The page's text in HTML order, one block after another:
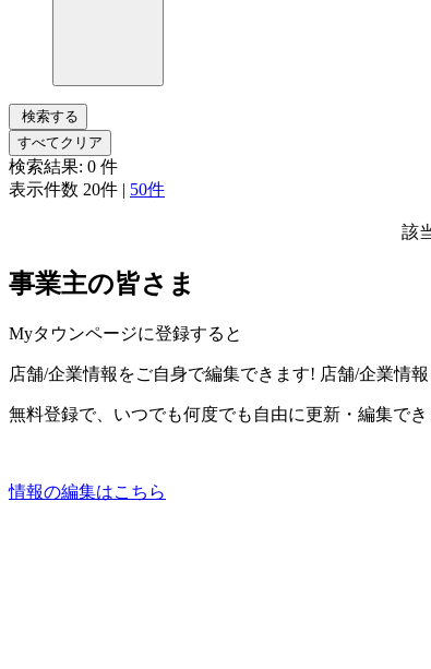
検索する
すべてクリア
検索結果: 0 件
表示件数 20件 | 50件
該
事業主の皆さま
Myタウンページに登録すると
店舗/企業情報をご自身で編集できます! 店舗/企業情
無料登録で、いつでも何度でも自由に更新・編集でき
情報の編集はこちら